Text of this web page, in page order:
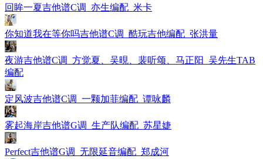
回眸一夏吉他谱C调_亦生编配_米卡
你知道我在等你吗吉他谱C调_酷玩吉他编配_张洪量
夜游吉他谱C调_方觉夏、吴晛、裴听颂、马正阳_吴先生TAB
编配
定风波吉他谱C调_一颗加菲编配_谭咏麟
雾起海岸吉他谱G调_生产队编配_苏星婕
Perfect吉他谱G调_无限延音编配_郑成河